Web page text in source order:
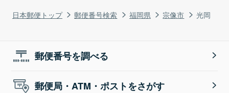
日本郵便トップ 郵便番号検索 福岡県 宗像市 光岡
郵便番号を調べる
郵便局・ATM・ポストをさがす